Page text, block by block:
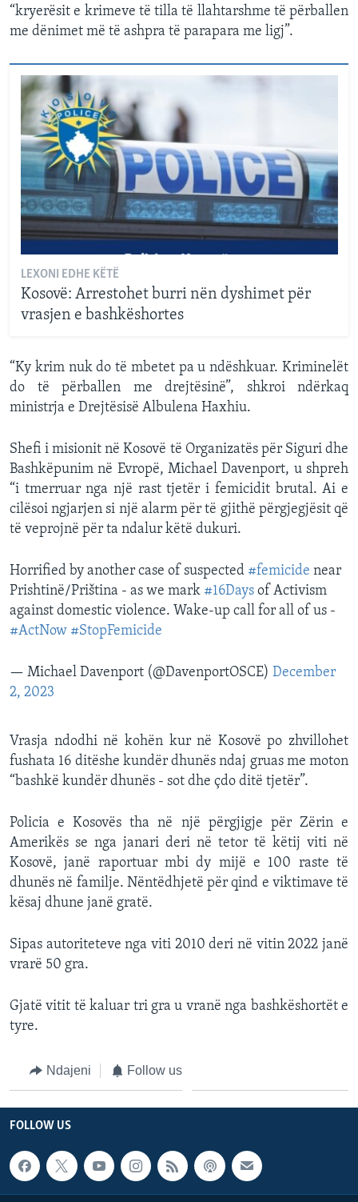
“kryerësit e krimeve të tilla të llahtarshme të përballen
me dënimet më të ashpra të parapara me ligj”.
LEXONI EDHE KËTË
Kosovë: Arrestohet burri nën dyshimet për
vrasjen e bashkëshortes
“Ky krim nuk do të mbetet pa u ndëshkuar. Kriminelët
do të përballen me drejtësinë”, shkroi ndërkaq
ministrja e Drejtësisë Albulena Haxhiu.
Shefi i misionit në Kosovë të Organizatës për Siguri dhe
Bashkëpunim në Evropë, Michael Davenport, u shpreh
“i tmerruar nga një rast tjetër i femicidit brutal. Ai e
cilësoi ngjarjen si një alarm për të gjithë përgjegjësit që
të veprojnë për ta ndalur këtë dukuri.
Horrified by another case of suspected #femicide near
Prishtinë/Priština - as we mark #16Days of Activism
against domestic violence. Wake-up call for all of us -
#ActNow #StopFemicide
— Michael Davenport (@DavenportOSCE) December
2, 2023
Vrasja ndodhi në kohën kur në Kosovë po zhvillohet
fushata 16 ditëshe kundër dhunës ndaj gruas me moton
“bashkë kundër dhunës - sot dhe çdo ditë tjetër”.
Policia e Kosovës tha në një përgjigje për Zërin e
Amerikës se nga janari deri në tetor të këtij viti në
Kosovë, janë raportuar mbi dy mijë e 100 raste të
dhunës në familje. Nëntëdhjetë për qind e viktimave të
kësaj dhune janë gratë.
Sipas autoriteteve nga viti 2010 deri në vitin 2022 janë
vrarë 50 gra.
Gjatë vitit të kaluar tri gra u vranë nga bashkëshortët e
tyre.
Ndajeni Follow us
FOLLOW US